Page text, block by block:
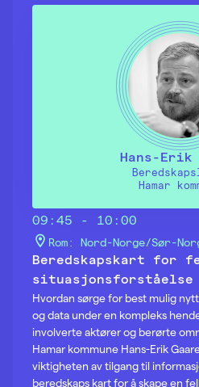
Hans-Erik
Hamar
Beredskapskart for
situasjonsforståelse
Hvordan sørge for best mulig
og data under en kompleks
involverte aktører og berørte
Hamar kommune Hans-Erik
viktigheten av tilgang til
beredskaps kart for å skape en
09:45 - 10:00
Rom: Nord-Norge/Sør-